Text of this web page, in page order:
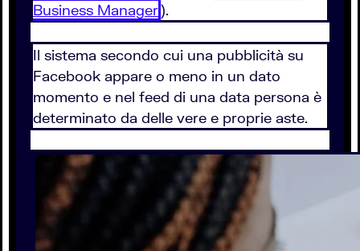
Business Manager).
Il sistema secondo cui una pubblicità su
Facebook appare o meno in un dato
momento e nel feed di una data persona è
determinato da delle vere e proprie aste.